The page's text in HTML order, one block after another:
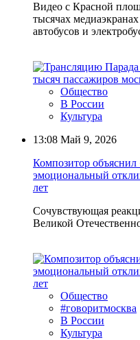
Видео с Красной
тысячах
автобусов и
Общество
В России
Культура
13:08 Май 9, 2026
Композитор объяснил
эмоциональный
лет
Сочувствующая
Великой
Общество
#говоритмосква
В России
Культура